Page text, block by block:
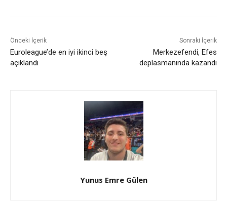
Önceki İçerik
Euroleague’de en iyi ikinci beş
açıklandı
Sonraki İçerik
Merkezefendi, Efes
deplasmanında kazandı
Yunus Emre Gülen